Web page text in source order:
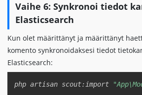
Vaihe 6: Synkronoi tiedot
Elasticsearch
Kun olet määrittänyt ja määrittänyt
komento synkronoidaksesi tiedot
Elasticsearch:
php artisan scout:import